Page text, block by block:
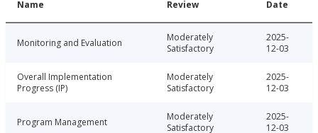
Name Review Date
Monitoring and Evaluation
Moderately
Satisfactory
2025-
12-03
Overall Implementation
Progress (IP)
Moderately
Satisfactory
2025-
12-03
Program Management
Moderately
Satisfactory
2025-
12-03